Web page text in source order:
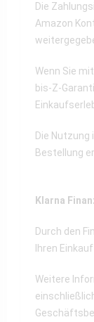
Die
Amazon
Wenn Sie
bis-Z-
Die
Bestellung
Klarna
Durch den
Ihren
Weitere